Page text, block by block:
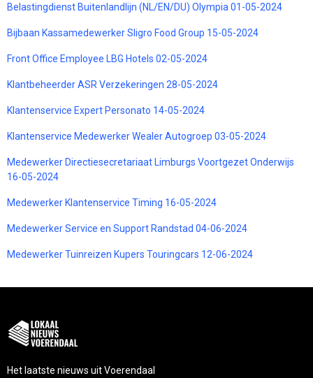
Belastingdienst Buitenlandlijn (NL/EN/DU) Olympia 01-05-2024
Bijbaan Kassamedewerker Sligro Food Group 15-05-2024
Front Office Employee LBG Hotels 02-05-2024
Klantbeheerder ASR Verzekeringen 28-05-2024
Klantenservice Expert Personato 14-05-2024
Klantenservice Medewerker Wealer Autogroep 03-05-2024
Medewerker Directiesecretariaat Limburgs Voortgezet Onderwijs
16-05-2024
Medewerker Klantenservice Timing 16-05-2024
Medewerker Service en Support Randstad 04-06-2024
Medewerker Tuinreizen Kupers Touringcars 12-06-2024
Het laatste nieuws uit Voerendaal